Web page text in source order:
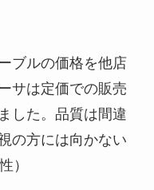
ブルの価格を他店
サは定価での販売
した。品質は間違
の方には向かない
）